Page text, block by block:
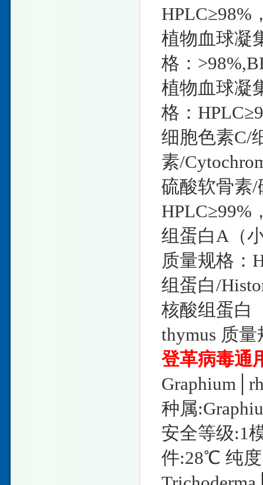
HPLC≥98%
植物血球凝
格：
植物血球凝
格：
细胞色素C/
素/
硫酸软骨素/
HPLC≥99%
组蛋白A（
质量规格：
组蛋白/
核酸组蛋白
thymus 质
登革病毒通
种属
安全等级:1
件:28℃ 纯